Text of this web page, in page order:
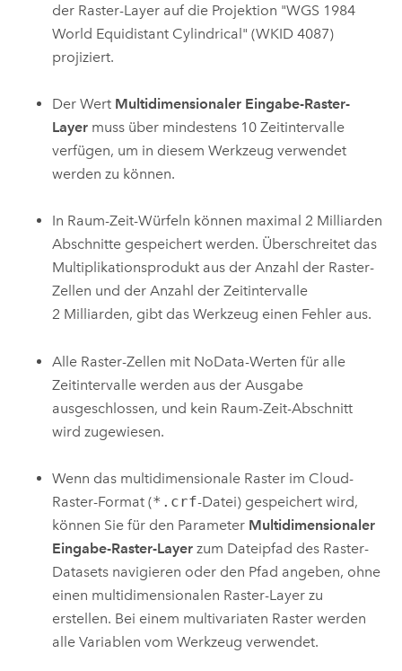
der Raster-Layer auf die Projektion "WGS 1984
World Equidistant Cylindrical" (WKID 4087)
projiziert.
Der Wert Multidimensionaler Eingabe-Raster-
Layer muss über mindestens 10 Zeitintervalle
verfügen, um in diesem Werkzeug verwendet
werden zu können.
In Raum-Zeit-Würfeln können maximal 2 Milliarden
Abschnitte gespeichert werden. Überschreitet das
Multiplikationsprodukt aus der Anzahl der Raster-
Zellen und der Anzahl der Zeitintervalle
2 Milliarden, gibt das Werkzeug einen Fehler aus.
Alle Raster-Zellen mit NoData-Werten für alle
Zeitintervalle werden aus der Ausgabe
ausgeschlossen, und kein Raum-Zeit-Abschnitt
wird zugewiesen.
Wenn das multidimensionale Raster im Cloud-
Raster-Format (*.crf-Datei) gespeichert wird,
können Sie für den Parameter Multidimensionaler
Eingabe-Raster-Layer zum Dateipfad des Raster-
Datasets navigieren oder den Pfad angeben, ohne
einen multidimensionalen Raster-Layer zu
erstellen. Bei einem multivariaten Raster werden
alle Variablen vom Werkzeug verwendet.